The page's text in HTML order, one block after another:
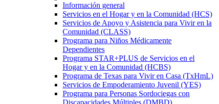
Información general
Servicios en el Hogar y en la Comunidad (HCS)
Servicios de Apoyo y Asistencia para Vivir en la
Comunidad (CLASS)
Programa para Niños Médicamente
Dependientes
Programa STAR+PLUS de Servicios en el
Hogar y en la Comunidad (HCBS)
Programa de Texas para Vivir en Casa (TxHmL)
Servicios de Empoderamiento Juvenil (YES)
Programa para Personas Sordociegas con
Discapacidades Múltiples (DMBD)